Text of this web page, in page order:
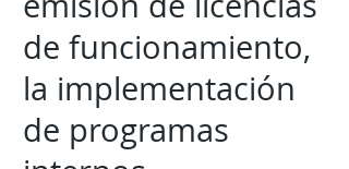
de funcionamiento,
la implementación
de programas